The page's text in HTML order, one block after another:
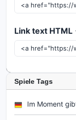
Link text HTML
Spiele Tags
Im Moment